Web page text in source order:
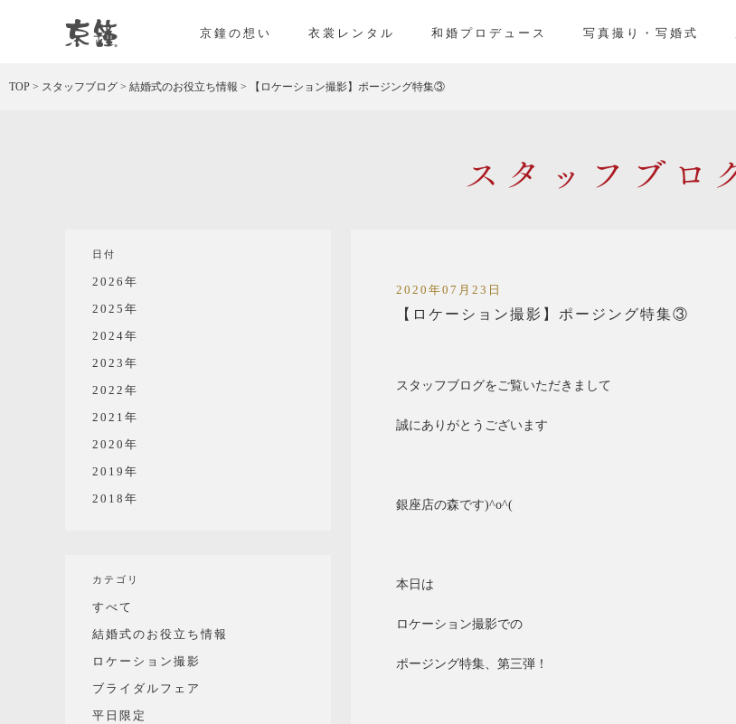
京都・東京で和装、和婚プロデュースなら「京鐘」
京鐘の想い 衣裳レンタル 和婚プロデュース 写真撮り・写婚式
TOP > スタッフブログ > 結婚式のお役立ち情報 > 【ロケーション撮影】ポージング特集③
2020年07月23日
【ロケーション撮影】ポージング特集③
スタッフブログをご覧いただきまして
誠にありがとうございます
銀座店の森です)^o^(
本日は
ロケーション撮影での
ポージング特集、第三弾！
日付
2026年
2025年
2024年
2023年
2022年
2021年
2020年
2019年
2018年
カテゴリ
すべて
結婚式のお役立ち情報
ロケーション撮影
ブライダルフェア
平日限定